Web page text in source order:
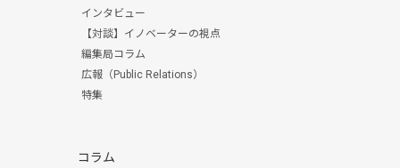
インタビュー
【対談】イノベーターの視点
編集局コラム
広報（Public Relations）
特集
コラム